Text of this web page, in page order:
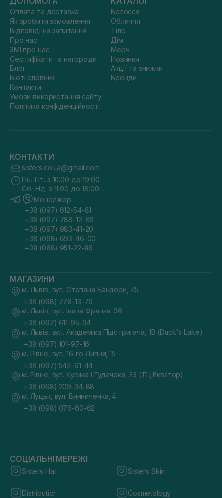
Оплата та доставка
Як зробити замовлення
Відповіді на запитання
Про нас
ЗМІ про нас
Сертифікати та нагороди
Блог
Бюті словник
Контакти
Умови використання сайту
Політика конфіденційності
Волосся
Обличчя
Тіло
Дім
Мерч
Новинки
Акції та знижки
Бренди
КОНТАКТИ
sisters.co.ua@gmail.com
Пн.-Пт. з 10:00 до 19:00
Сб.-Нд. з 11:00 до 18:00
Менеджер
+38 (097) 612-54-81
+38 (097) 788-12-88
+38 (097) 983-41-20
+38 (068) 693-46-00
+38 (068) 951-22-86
МАГАЗИНИ
м. Львів, вул. Степана Бандери, 45
+38 (098) 778-13-79
м. Львів, вул. Івана Франка, 36
+38 (097) 611-95-94
м. Львів, вул. Академіка Підстригача, 1В (Duck's Lake)
+38 (097) 101-97-16
м. Рівне, вул. 16-го Липня, 15
+38 (097) 544-61-44
м. Рівне, вул. Кулика і Гудачека, 23 (ТЦ Екватор)
+38 (068) 209-34-88
м. Луцьк, вул. Винниченка, 4
+38 (098) 076-60-62
СОЦІАЛЬНІ МЕРЕЖІ
Sisters Hair Sisters Skin
Distribution Cosmetology